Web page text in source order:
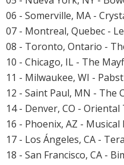
06 - Somerville, MA -
07 - Montreal, Quebec -
08 - Toronto, Ontario -
10 - Chicago, IL - The
11 - Milwaukee, WI -
12 - Saint Paul, MN - The
14 - Denver, CO -
16 - Phoenix, AZ -
17 - Los Ángeles, CA -
18 - San Francisco, CA -